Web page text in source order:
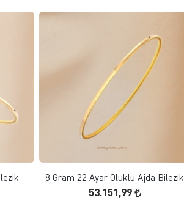
FAVORILERE EKLE
8 Gram 22 Ayar Oluklu Ajda Bilezik
53.151,99